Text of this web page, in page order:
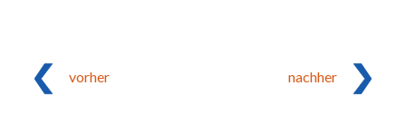
vorher nachher